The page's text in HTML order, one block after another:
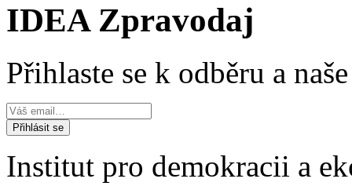
IDEA Zpravodaj
Přihlaste se k odběru a
Institut pro demokracii a